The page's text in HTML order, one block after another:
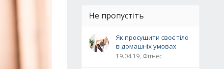
Не пропустіть
Як просушити своє тіло
в домашніх умовах
19.04.19, Фітнес